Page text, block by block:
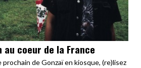
coeur de la France
prochain de Gonzaï en kiosque, (re)lisez